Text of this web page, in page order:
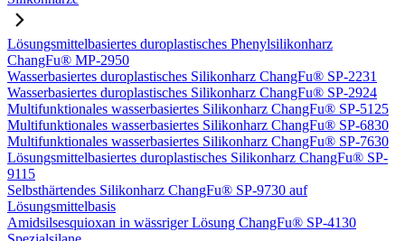
Lösungsmittelbasiertes duroplastisches Phenylsilikonharz
ChangFu® MP-2950
Wasserbasiertes duroplastisches Silikonharz ChangFu® SP-2231
Wasserbasiertes duroplastisches Silikonharz ChangFu® SP-2924
Multifunktionales wasserbasiertes Silikonharz ChangFu® SP-5125
Multifunktionales wasserbasiertes Silikonharz ChangFu® SP-6830
Multifunktionales wasserbasiertes Silikonharz ChangFu® SP-7630
Lösungsmittelbasiertes duroplastisches Silikonharz ChangFu® SP-
9115
Selbsthärtendes Silikonharz ChangFu® SP-9730 auf
Lösungsmittelbasis
Amidsilsesquioxan in wässriger Lösung ChangFu® SP-4130